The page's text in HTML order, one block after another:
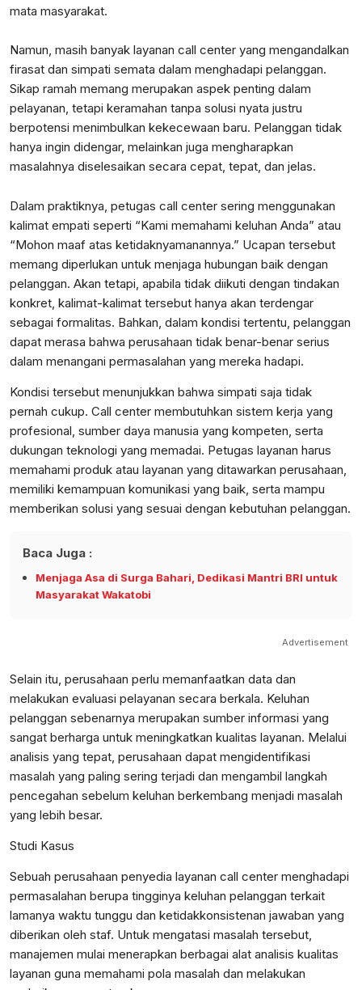
mata masyarakat.
Namun, masih banyak layanan call center yang mengandalkan
firasat dan simpati semata dalam menghadapi pelanggan.
Sikap ramah memang merupakan aspek penting dalam
pelayanan, tetapi keramahan tanpa solusi nyata justru
berpotensi menimbulkan kekecewaan baru. Pelanggan tidak
hanya ingin didengar, melainkan juga mengharapkan
masalahnya diselesaikan secara cepat, tepat, dan jelas.
Dalam praktiknya, petugas call center sering menggunakan
kalimat empati seperti “Kami memahami keluhan Anda” atau
“Mohon maaf atas ketidaknyamanannya.” Ucapan tersebut
memang diperlukan untuk menjaga hubungan baik dengan
pelanggan. Akan tetapi, apabila tidak diikuti dengan tindakan
konkret, kalimat-kalimat tersebut hanya akan terdengar
sebagai formalitas. Bahkan, dalam kondisi tertentu, pelanggan
dapat merasa bahwa perusahaan tidak benar-benar serius
dalam menangani permasalahan yang mereka hadapi.
Kondisi tersebut menunjukkan bahwa simpati saja tidak
pernah cukup. Call center membutuhkan sistem kerja yang
profesional, sumber daya manusia yang kompeten, serta
dukungan teknologi yang memadai. Petugas layanan harus
memahami produk atau layanan yang ditawarkan perusahaan,
memiliki kemampuan komunikasi yang baik, serta mampu
memberikan solusi yang sesuai dengan kebutuhan pelanggan.
Baca Juga :
Menjaga Asa di Surga Bahari, Dedikasi Mantri BRI untuk
Masyarakat Wakatobi
Advertisement
Selain itu, perusahaan perlu memanfaatkan data dan
melakukan evaluasi pelayanan secara berkala. Keluhan
pelanggan sebenarnya merupakan sumber informasi yang
sangat berharga untuk meningkatkan kualitas layanan. Melalui
analisis yang tepat, perusahaan dapat mengidentifikasi
masalah yang paling sering terjadi dan mengambil langkah
pencegahan sebelum keluhan berkembang menjadi masalah
yang lebih besar.
Studi Kasus
Sebuah perusahaan penyedia layanan call center menghadapi
permasalahan berupa tingginya keluhan pelanggan terkait
lamanya waktu tunggu dan ketidakkonsistenan jawaban yang
diberikan oleh staf. Untuk mengatasi masalah tersebut,
manajemen mulai menerapkan berbagai alat analisis kualitas
layanan guna memahami pola masalah dan melakukan